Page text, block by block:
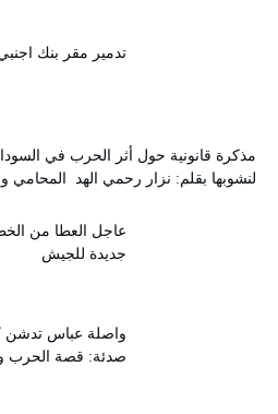
تدمير مقر بنك
مذكرة قانونية حول أثر الحرب في
لنشوبها بقلم: نزار رحمي الهد المحامي
عاجل العطا من
جديدة للجيش
واصلة عباس تدشن
صدئة: قصة الحرب